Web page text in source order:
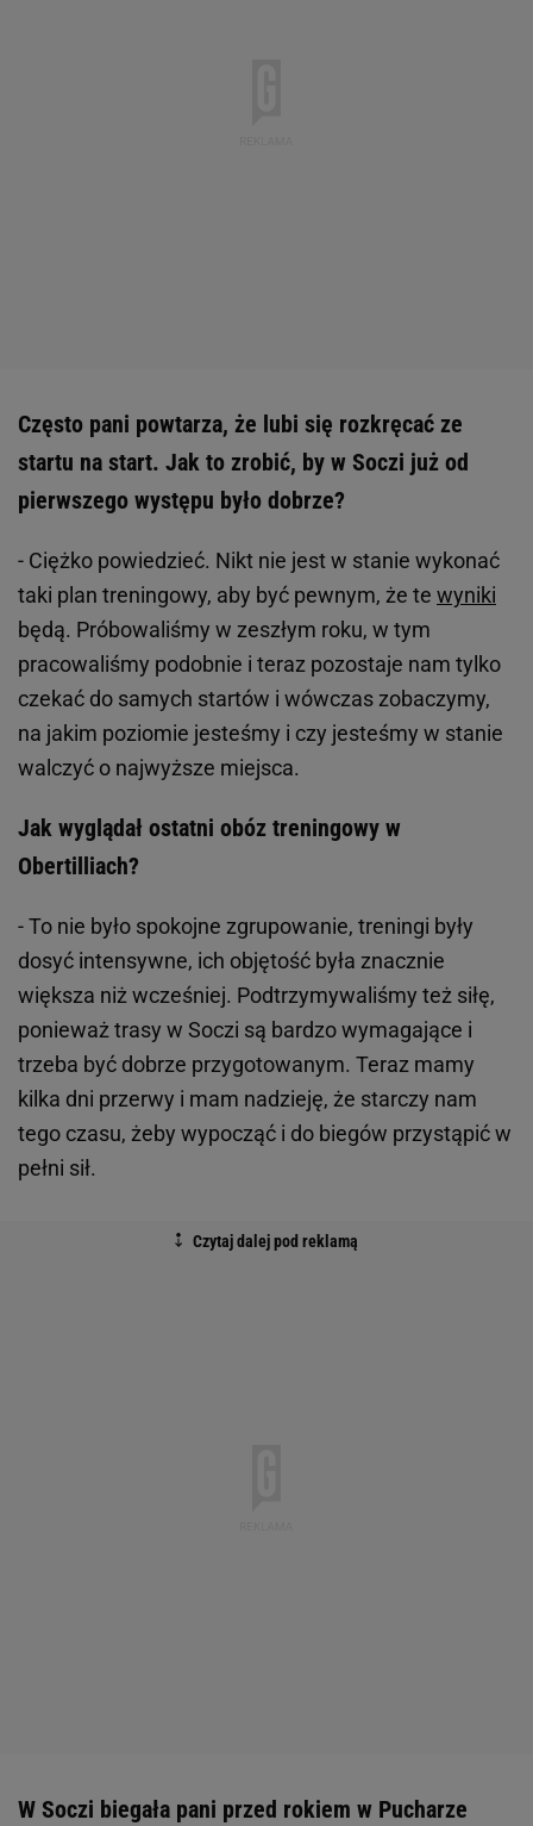
Często pani powtarza, że lubi się rozkręcać ze
startu na start. Jak to zrobić, by w Soczi już od
pierwszego występu było dobrze?
- Ciężko powiedzieć. Nikt nie jest w stanie wykonać
taki plan treningowy, aby być pewnym, że te wyniki
będą. Próbowaliśmy w zeszłym roku, w tym
pracowaliśmy podobnie i teraz pozostaje nam tylko
czekać do samych startów i wówczas zobaczymy,
na jakim poziomie jesteśmy i czy jesteśmy w stanie
walczyć o najwyższe miejsca.
Jak wyglądał ostatni obóz treningowy w
Obertilliach?
- To nie było spokojne zgrupowanie, treningi były
dosyć intensywne, ich objętość była znacznie
większa niż wcześniej. Podtrzymywaliśmy też siłę,
ponieważ trasy w Soczi są bardzo wymagające i
trzeba być dobrze przygotowanym. Teraz mamy
kilka dni przerwy i mam nadzieję, że starczy nam
tego czasu, żeby wypocząć i do biegów przystąpić w
pełni sił.
W Soczi biegała pani przed rokiem w Pucharze